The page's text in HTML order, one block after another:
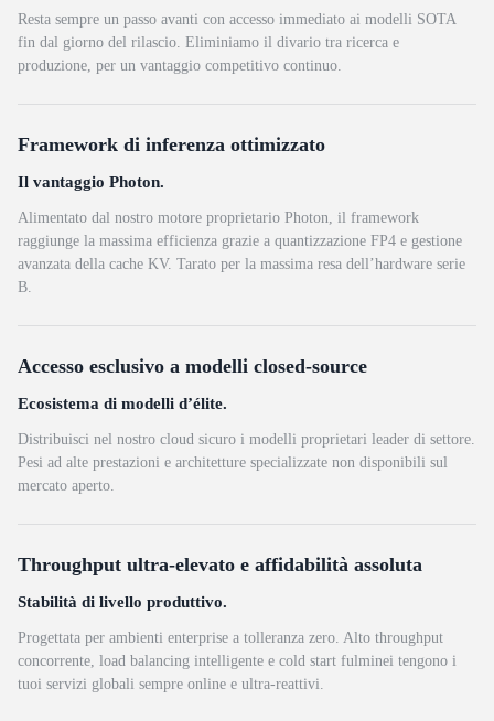
Resta sempre un passo avanti con accesso immediato ai modelli SOTA
fin dal giorno del rilascio. Eliminiamo il divario tra ricerca e
produzione, per un vantaggio competitivo continuo.
Framework di inferenza ottimizzato
Il vantaggio Photon.
Alimentato dal nostro motore proprietario Photon, il framework
raggiunge la massima efficienza grazie a quantizzazione FP4 e gestione
avanzata della cache KV. Tarato per la massima resa dell’hardware serie
B.
Accesso esclusivo a modelli closed-source
Ecosistema di modelli d’élite.
Distribuisci nel nostro cloud sicuro i modelli proprietari leader di settore.
Pesi ad alte prestazioni e architetture specializzate non disponibili sul
mercato aperto.
Throughput ultra-elevato e affidabilità assoluta
Stabilità di livello produttivo.
Progettata per ambienti enterprise a tolleranza zero. Alto throughput
concorrente, load balancing intelligente e cold start fulminei tengono i
tuoi servizi globali sempre online e ultra-reattivi.